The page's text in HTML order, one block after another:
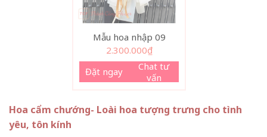
Mẫu hoa nhập 09
2.300.000₫
Đặt ngay
Chat tư
vấn
Hoa cẩm chướng- Loài hoa tượng trưng cho tình
yêu, tôn kính